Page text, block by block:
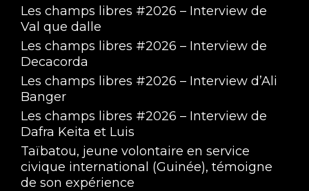
Les champs libres #2026 – Interview de
Val que dalle
Les champs libres #2026 – Interview de
Decacorda
Les champs libres #2026 – Interview d’Ali
Banger
Les champs libres #2026 – Interview de
Dafra Keita et Luis
Taïbatou, jeune volontaire en service
civique international (Guinée), témoigne
de son expérience